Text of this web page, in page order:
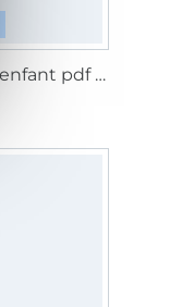
Patron shorts enfant pdf Fadenkäfer, en allemand